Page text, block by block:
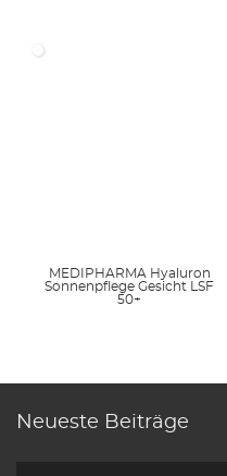
MEDIPHARMA Hyaluron
Sonnenpflege Gesicht LSF
50+
Neueste Beiträge